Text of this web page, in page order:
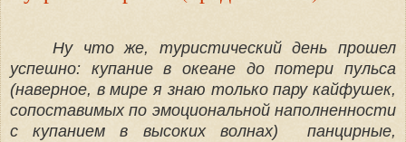
Ну что же, туристический день прошел
успешно: купание в океане до потери пульса
(наверное, в мире я знаю только пару кайфушек,
сопоставимых по эмоциональной наполненности
с купанием в высоких волнах) панцирные,